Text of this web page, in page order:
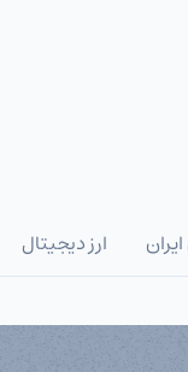
ارز دیجیتال